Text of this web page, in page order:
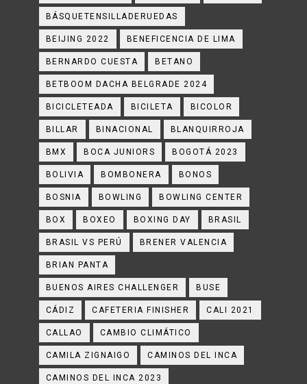
BÁSQUETENSILLADERUEDAS
BEIJING 2022 BENEFICENCIA DE LIMA
BERNARDO CUESTA BETANO
BETBOOM DACHA BELGRADE 2024
BICICLETEADA BICILETA BICOLOR
BILLAR BINACIONAL BLANQUIRROJA
BMX BOCA JUNIORS BOGOTÁ 2023
BOLIVIA BOMBONERA BONOS
BOSNIA BOWLING BOWLING CENTER
BOX BOXEO BOXING DAY BRASIL
BRASIL VS PERÚ BRENER VALENCIA
BRIAN PANTA
BUENOS AIRES CHALLENGER BUSE
CÁDIZ CAFETERIA FINISHER CALI 2021
CALLAO CAMBIO CLIMÁTICO
CAMILA ZIGNAIGO CAMINOS DEL INCA
CAMINOS DEL INCA 2023